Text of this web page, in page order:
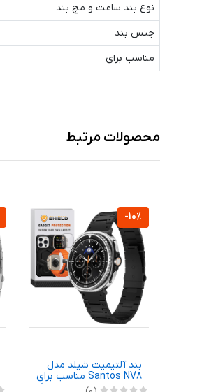
نوع بند ساعت و مچ‌ بند
جنس بند
مناسب برای
محصولات مرتبط
-10%
بند آلتیمیت شیلد مدل
Santos NV8 مناسب برای
ساعت هوشمند سامسونگ